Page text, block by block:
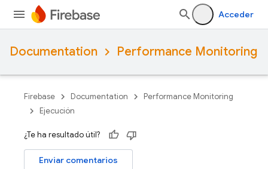
Acceder
Documentation Performance Monitoring
Firebase Documentation
Performance Monitoring
Ejecución
¿Te ha resultado útil?
Enviar comentarios